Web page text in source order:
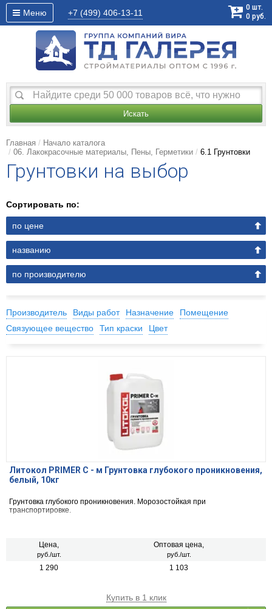
Меню +7 (499) 406-13-11
0 шт.
0 руб.
Искать
Главная
Начало каталога
06. Лакокрасочные материалы, Пены, Герметики
6.1 Грунтовки
Грунтовки на выбор
Сортировать по:
по цене
названию
по производителю
Производитель Виды работ Назначение
Помещение
Связующее вещество
Тип краски Цвет
Литокол PRIMER С - м Грунтовка глубокого проникновения,
белый, 10кг
Грунтовка глубокого проникновения. Морозостойкая при
транспортировке.
Цена,
руб./шт.
Оптовая цена,
руб./шт.
1 290 1 103
Купить в 1 клик